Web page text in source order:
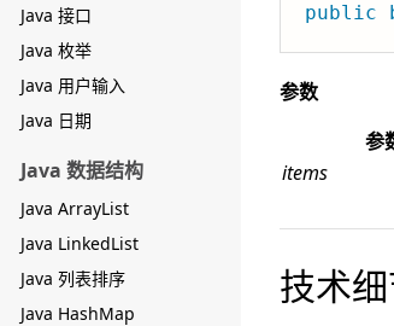
Java 接口
Java 枚举
Java 用户输入
Java 日期
Java 数据结构
Java ArrayList
Java LinkedList
Java 列表排序
Java HashMap
public
参数
参
items
技术